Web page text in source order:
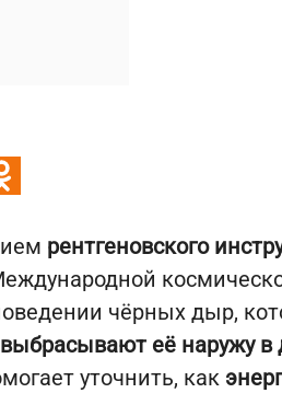
рентгеновского
чёрных дыр,
её наружу в
уточнить, как